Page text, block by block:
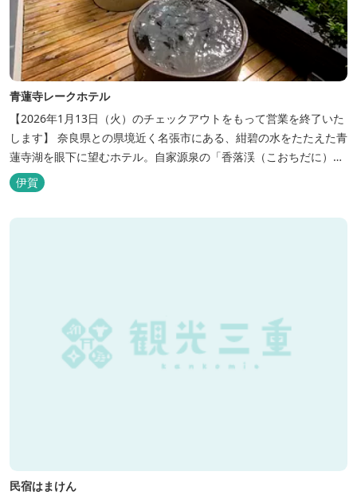
青蓮寺レークホテル
【2026年1月13日（火）のチェックアウトをもって営業を終了いた
します】 奈良県との県境近く名張市にある、紺碧の水をたたえた青
蓮寺湖を眼下に望むホテル。自家源泉の「香落渓（こおちだに）温
泉」は天然アルカリ泉。露天風呂から眺める湖は、遮るものがな
く、絶景と評判です。
伊賀
民宿はまけん